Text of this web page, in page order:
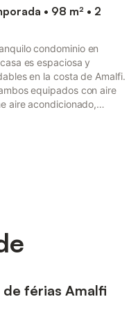
• 98 m² • 2
condominio en
es espaciosa y
en la costa de Amalfi.
equipados con aire
aire acondicionado,
equipada, un baño y
de apartamentos no
férias Amalfi